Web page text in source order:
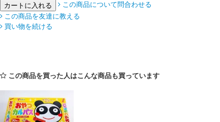
この商品について問合わせる
この商品を友達に教える
買い物を続ける
この商品を買った人はこんな商品も買っています